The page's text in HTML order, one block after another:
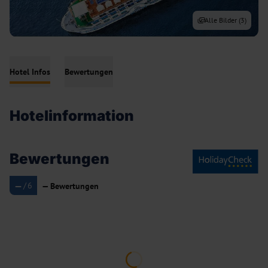
Alle Bilder (3)
Hotel Infos Bewertungen
Hotelinformation
Bewertungen
— /6 — Bewertungen